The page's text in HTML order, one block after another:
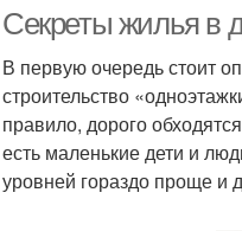
Секреты жилья в
В первую очередь стоит
строительство
правило, дорого
есть маленькие дети и
уровней гораздо проще и